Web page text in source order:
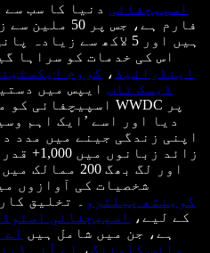
اسپیچفائی دنیا کا سب سے
فارم ہے، جس
ہیں اور 5 لاکھ سے
اس کی خدمات کو سراہا
اینڈرائیڈ ، کروم
ڈیسک ٹاپ ایپس میں دستیاب ہے۔
اسپیچفائی کو WWDC پر
دیا اور اسے ’ایک اہم
زائد
اور لگ بھگ
شخصیات کی آوازوں
گوینتھ پیلٹرو
۔ تخلیق
کے لیے،
اسپیچفائی
ہے، جن میں شامل ہیں اے
وائس کلوننگ، اے آئی